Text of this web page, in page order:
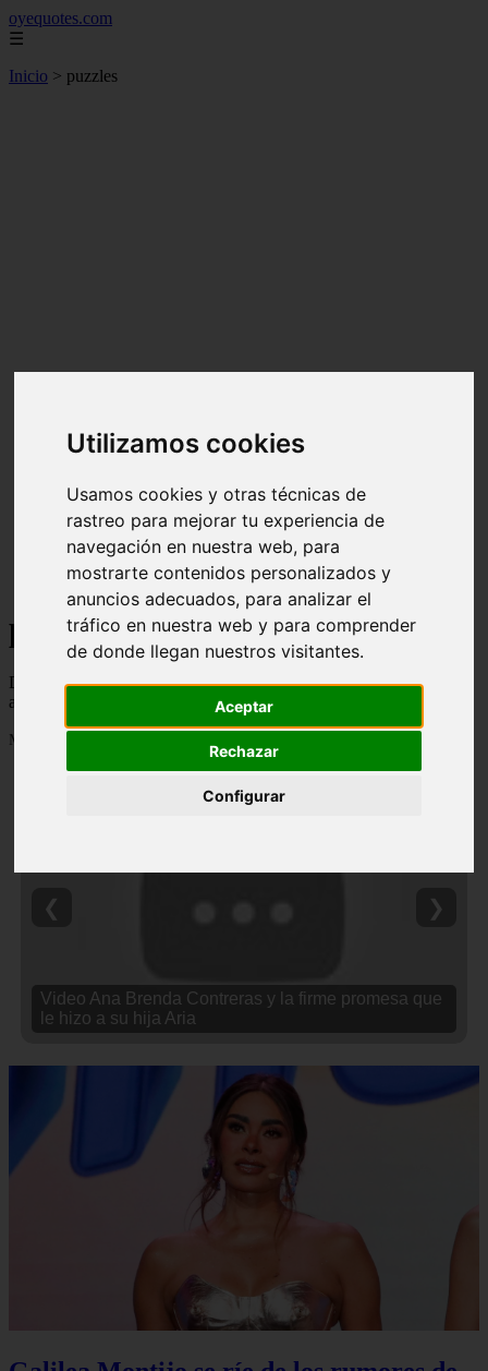
Utilizamos cookies
Usamos cookies y otras técnicas de
rastreo para mejorar tu experiencia de
navegación en nuestra web, para
mostrarte contenidos personalizados y
anuncios adecuados, para analizar el
tráfico en nuestra web y para comprender
de donde llegan nuestros visitantes.
Aceptar
Rechazar
Configurar
oyequotes.com
☰
Inicio > puzzles
puzzles
Descubre todas las noticias de la categoría puzzles. Artículos
actualizados y contenido de calidad en oyequotes.com.
Mostrando 1 - 24 de 2834 artículos
Video Ana Brenda Contreras y la firme promesa que
le hizo a su hija Aria
❮ ❯